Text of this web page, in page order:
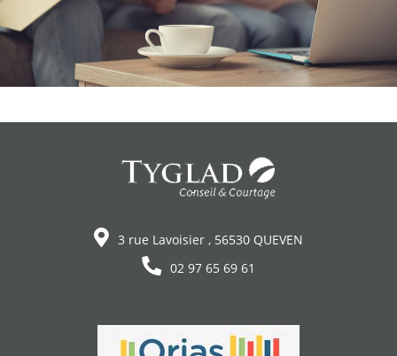
3 rue Lavoisier , 56530 QUEVEN
02 97 65 69 61